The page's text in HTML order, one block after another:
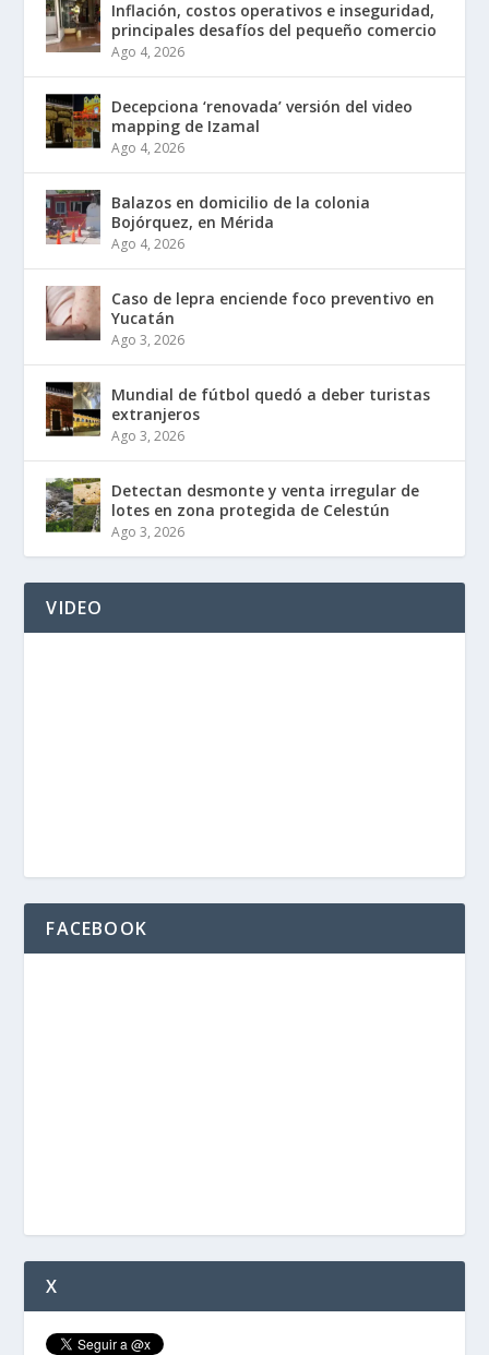
Inflación, costos operativos e inseguridad,
principales desafíos del pequeño comercio
Ago 4, 2026
Decepciona ‘renovada’ versión del video
mapping de Izamal
Ago 4, 2026
Balazos en domicilio de la colonia
Bojórquez, en Mérida
Ago 4, 2026
Caso de lepra enciende foco preventivo en
Yucatán
Ago 3, 2026
Mundial de fútbol quedó a deber turistas
extranjeros
Ago 3, 2026
Detectan desmonte y venta irregular de
lotes en zona protegida de Celestún
Ago 3, 2026
VIDEO
FACEBOOK
X